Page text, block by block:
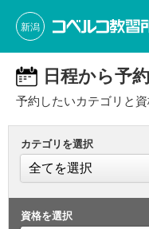
新潟
日程から予
予約したいカテゴリと
カテゴリを選択
資格を選択